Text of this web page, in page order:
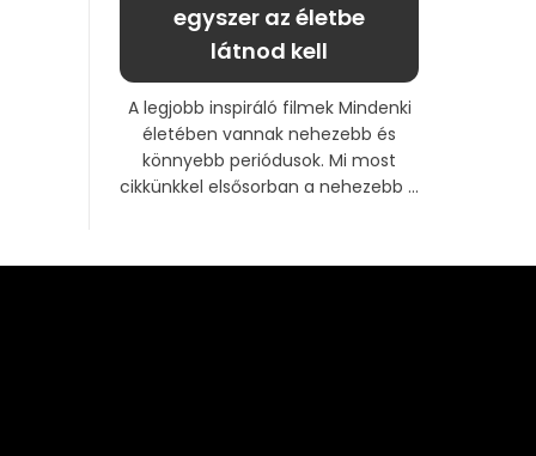
egyszer az életbe
látnod kell
A legjobb inspiráló filmek Mindenki
életében vannak nehezebb és
könnyebb periódusok. Mi most
cikkünkkel elsősorban a nehezebb ...